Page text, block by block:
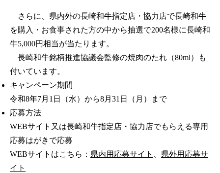
さらに、県内外の長崎和牛指定店・協力店で長崎和牛
を購入・お食事された方の中から抽選で200名様に長崎和
牛5,000円相当が当たります。
長崎和牛銘柄推進協議会監修の焼肉のたれ（80ml）も
付いています。
キャンペーン期間
令和8年7月1日（水）から8月31日（月）まで
応募方法
WEBサイト又は長崎和牛指定店・協力店でもらえる専用
応募はがきで応募
WEBサイトはこちら： 県内用応募サイト
県外用応募サ
イト